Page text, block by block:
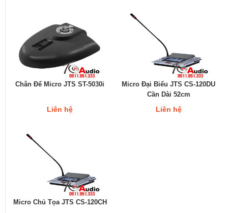
Chân Để Micro JTS ST-5030i
Liên hệ
Micro Đại Biểu JTS CS-120DU
Cần Dài 52cm
Liên hệ
Micro Chủ Tọa JTS CS-120CH